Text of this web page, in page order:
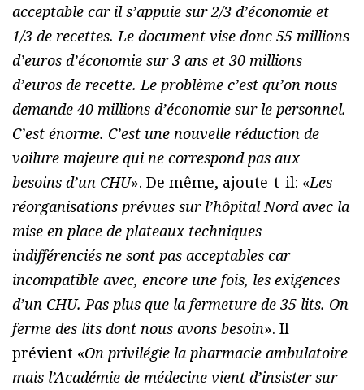
acceptable car il s’appuie sur 2/3 d’économie et
1/3 de recettes. Le document vise donc 55 millions
d’euros d’économie sur 3 ans et 30 millions
d’euros de recette. Le problème c’est qu’on nous
demande 40 millions d’économie sur le personnel.
C’est énorme. C’est une nouvelle réduction de
voilure majeure qui ne correspond pas aux
besoins d’un CHU». De même, ajoute-t-il: «Les
réorganisations prévues sur l’hôpital Nord avec la
mise en place de plateaux techniques
indifférenciés ne sont pas acceptables car
incompatible avec, encore une fois, les exigences
d’un CHU. Pas plus que la fermeture de 35 lits. On
ferme des lits dont nous avons besoin». Il
prévient «On privilégie la pharmacie ambulatoire
mais l’Académie de médecine vient d’insister sur